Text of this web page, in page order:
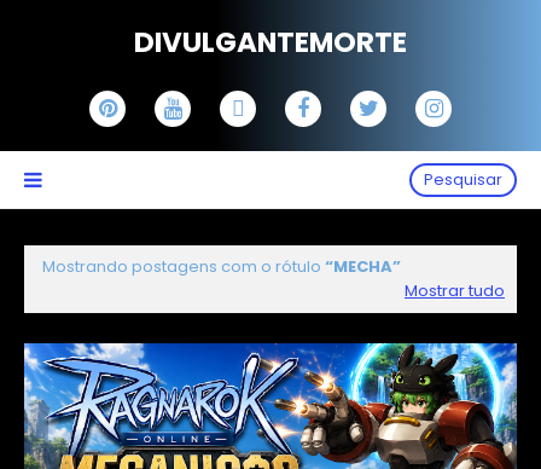
DIVULGANTEMORTE
Pesquisar
Mostrando postagens com o rótulo
MECHA
Mostrar tudo